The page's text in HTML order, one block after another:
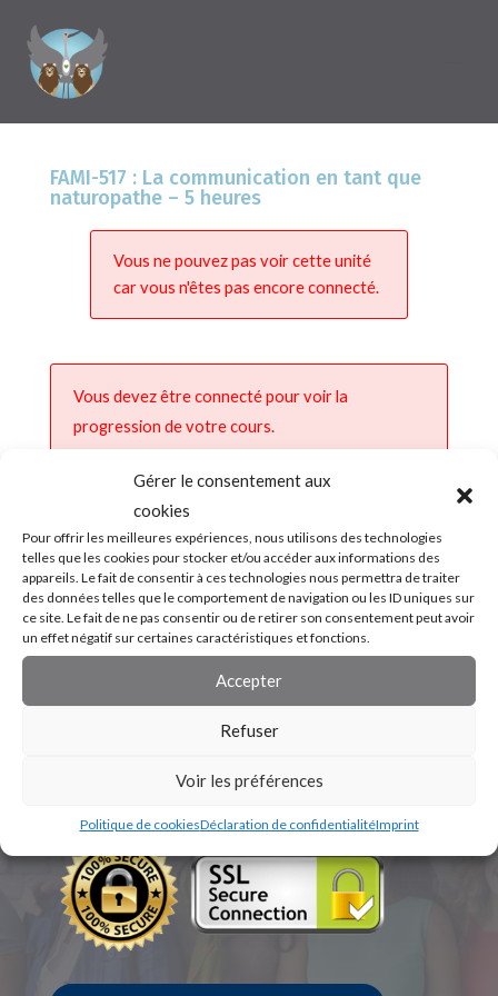
Gérer le consentement aux
cookies
Pour offrir les meilleures expériences, nous utilisons des technologies
telles que les cookies pour stocker et/ou accéder aux informations des
appareils. Le fait de consentir à ces technologies nous permettra de traiter
des données telles que le comportement de navigation ou les ID uniques sur
ce site. Le fait de ne pas consentir ou de retirer son consentement peut avoir
un effet négatif sur certaines caractéristiques et fonctions.
Accepter
Refuser
Voir les préférences
Politique de cookiesDéclaration de confidentialitéImprint
FAMI-517 : La communication en tant que
naturopathe – 5 heures
Vous ne pouvez pas voir cette unité
car vous n'êtes pas encore connecté.
Vous devez être connecté pour voir la
progression de votre cours.